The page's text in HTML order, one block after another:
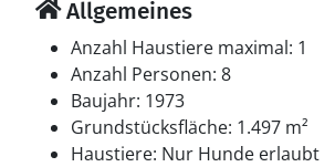
Allgemeines
Anzahl Haustiere maximal: 1
Anzahl Personen: 8
Baujahr: 1973
Grundstücksfläche: 1.497 m²
Haustiere: Nur Hunde erlaubt